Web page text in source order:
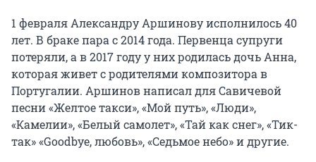
1 февраля Александру Аршинову исполнилось 40
лет. В браке пара с 2014 года. Первенца супруги
потеряли, а в 2017 году у них родилась дочь Анна,
которая живет с родителями композитора в
Португалии. Аршинов написал для Савичевой
песни «Желтое такси», «Мой путь», «Люди»,
«Камелии», «Белый самолет», «Тай как снег», «Тик-
так» «Goodbye, любовь», «Седьмое небо» и другие.